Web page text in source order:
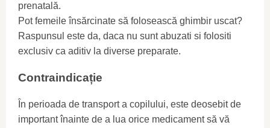
prenatală.
Pot femeile însărcinate să folosească ghimbir uscat?
Raspunsul este da, daca nu sunt abuzati si folositi
exclusiv ca aditiv la diverse preparate.
Contraindicație
În perioada de transport a copilului, este deosebit de
important înainte de a lua orice medicament să vă